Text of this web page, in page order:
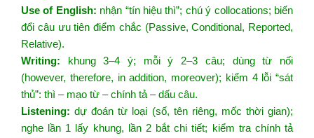
Use of English: nhận “tín hiệu thì”; chú ý collocations; biến
đổi câu ưu tiên điểm chắc (Passive, Conditional, Reported,
Relative).
Writing: khung 3–4 ý; mỗi ý 2–3 câu; dùng từ nối
(however, therefore, in addition, moreover); kiểm 4 lỗi “sát
thủ”: thì – mạo từ – chính tả – dấu câu.
Listening: dự đoán từ loại (số, tên riêng, mốc thời gian);
nghe lần 1 lấy khung, lần 2 bắt chi tiết; kiểm tra chính tả